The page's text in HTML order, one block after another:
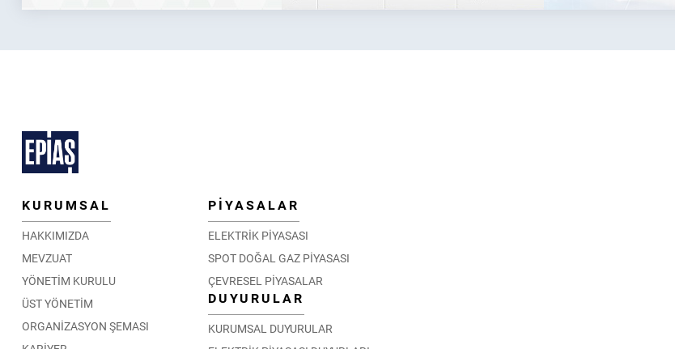
KURUMSAL
HAKKIMIZDA
MEVZUAT
YÖNETİM KURULU
ÜST YÖNETİM
ORGANİZASYON ŞEMASI
PİYASALAR
ELEKTRİK PİYASASI
SPOT DOĞAL GAZ PİYASASI
ÇEVRESEL PİYASALAR
DUYURULAR
KURUMSAL DUYURULAR